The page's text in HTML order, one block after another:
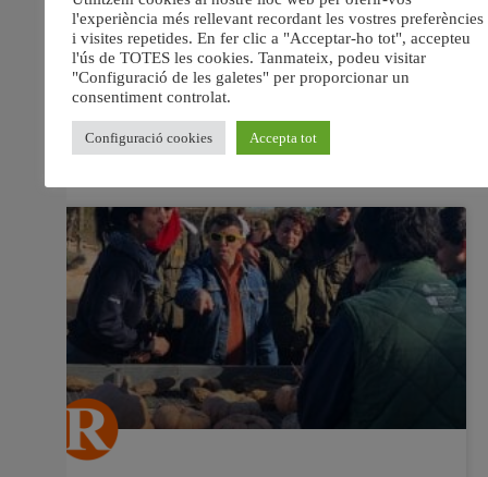
monumentals de la barriada de la comissió. La idea que
va nàixer del faller Juan Luis Merino suposa la
continuïtat del llibre editat en febrer de 2018 dedicat al
Molí del Passiego.
11 febrer, 2019 No hi ha comentaris